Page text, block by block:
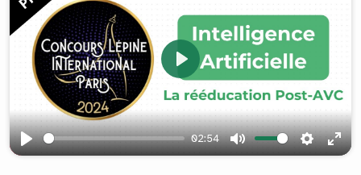
Play
02:54
Mute Settings
Play